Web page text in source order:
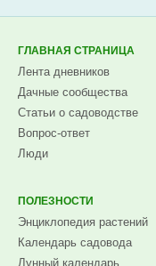
ГЛАВНАЯ СТРАНИЦА
Лента дневников
Дачные сообщества
Статьи о садоводстве
Вопрос-ответ
Люди
ПОЛЕЗНОСТИ
Энциклопедия растений
Календарь садовода
Лунный календарь